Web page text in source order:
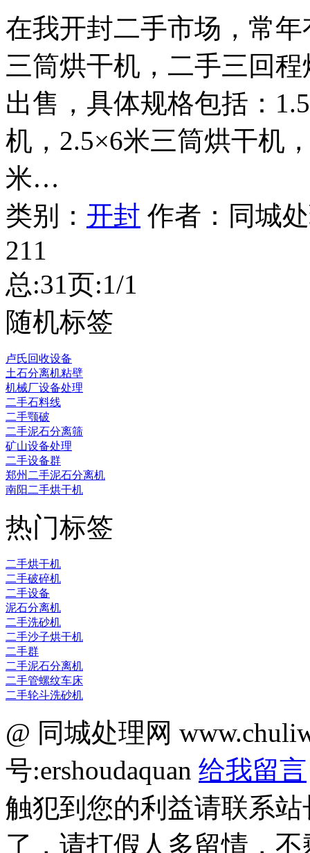
在我开封二手市场，常
三筒烘干机，二手三回
出售，具体规格包括：
机，2.5×6米三筒烘干机
米…
类别： 开封 作者： 同城
211
总:31页:1/1
随机标签
卢氏回收设备
土石分离机粘壁
机械厂设备处理
二手石料线
二手颚破
二手泥石分离筛
矿山设备处理
二手设备群
郑州二手泥石分离机
南阳二手烘干机
热门标签
二手烘干机
二手破碎机
二手设备
泥石分离机
二手洗砂机
二手沙子烘干机
二手群
二手泥石分离机
二手管螺纹车床
二手轮斗洗砂机
@ 同城处理网
号:ershoudaquan 给我留言
触犯到您的利益请联系
了，请打假人多留情，